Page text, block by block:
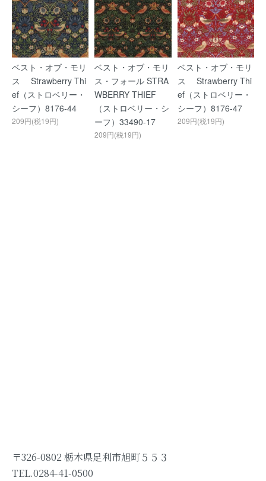
ベスト・オブ・モリ
ス Strawberry Thi
ef（ストロベリー・
シーフ）8176-44
209円(税19円)
ベスト・オブ・モリ
ス・フォール STRA
WBERRY THIEF
（ストロベリー・シ
ーフ）33490-17
209円(税19円)
ベスト・オブ・モリ
ス Strawberry Thi
ef（ストロベリー・
シーフ）8176-47
209円(税19円)
〒326-0802 栃木県足利市旭町５５３
TEL.0284-41-0500